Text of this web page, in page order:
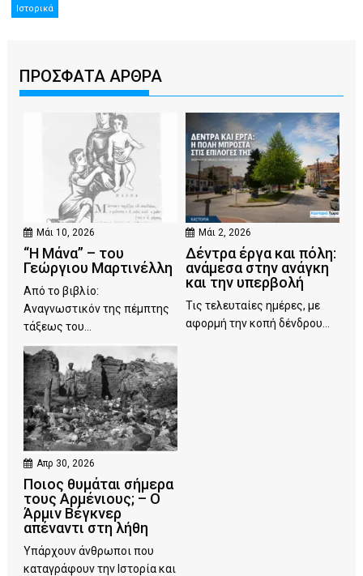
Ιστορικά
ΠΡΟΣΦΑΤΑ ΑΡΘΡΑ
Μάι 10, 2026
“Η Μάνα” – του
Γεώργιου Μαρτινέλλη
Από το βιβλίο:
Αναγνωστικόν της πέμπτης
τάξεως του...
Μάι 2, 2026
Δέντρα έργα και πόλη:
ανάμεσα στην ανάγκη
και την υπερβολή
Τις τελευταίες ημέρες, με
αφορμή την κοπή δένδρου...
Απρ 30, 2026
Ποιος θυμάται σήμερα
τους Αρμένιους; – Ο
Άρμιν Βέγκνερ
απέναντι στη λήθη
Υπάρχουν άνθρωποι που
καταγράφουν την Ιστορία και